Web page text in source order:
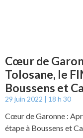
Cœur de
Tolosane, le
Boussens et
29 juin 2022 18 h 30
Cœur de Garonne :
étape à Boussens et